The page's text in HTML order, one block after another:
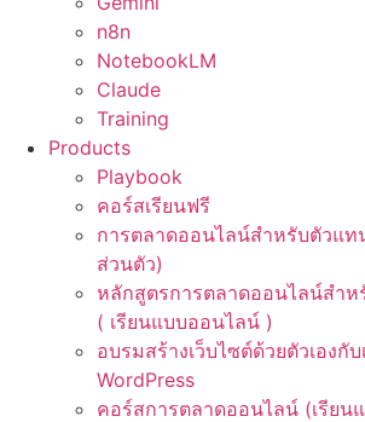
n8n
NotebookLM
Claude
Training
Products
Playbook
คอร์สเรียนฟรี
การตลาดออนไลน์สำหรับตัวแท
ส่วนตัว)
หลักสูตรการตลาดออนไลน์สำ
( เรียนแบบออนไลน์ )
อบรมสร้างเว็บไซต์ด้วยตัวเองกั
WordPress
คอร์สการตลาดออนไลน์ (เรียน